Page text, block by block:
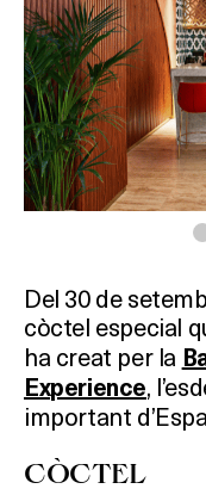
Del 30 de
còctel especial
ha creat per la
Experience,
important
CÒCTEL